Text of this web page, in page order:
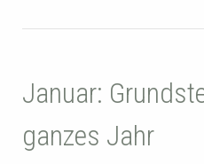
Januar:
ganzes Jahr